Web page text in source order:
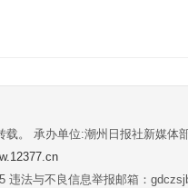
载。 承办单位:潮州日报社新媒体
违法与不良信息举报邮箱：